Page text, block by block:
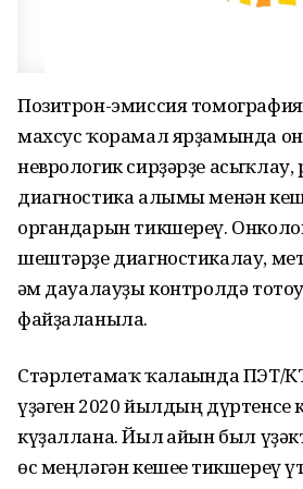
Позитрон-эмиссия
махсус ҡорамал ярҙамында
неврологик сирҙәрҙе асыҡлау,
диагностика алымы менән
органдарын тикшереү.
шештәрҙе диагностикалау,
һәм дауалауҙы контролдә
файҙаланыла.
Стәрлетамаҡ ҡалаһында ПЭТ/
үҙәген 2020 йылдың дүртенсе
күҙаллана. Йыл һайын был
өс меңләгән кешеһе тикшереү